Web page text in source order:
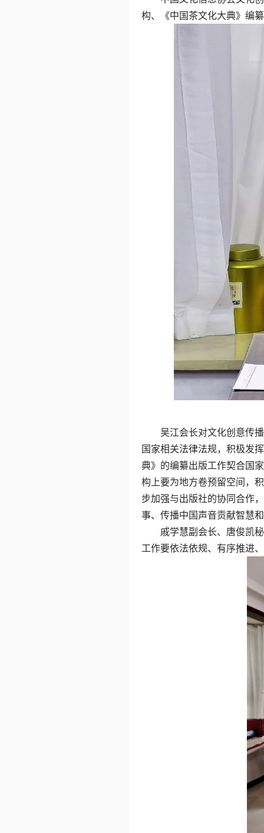
构、《中国茶文化大典》编
吴江会长对文化创意传播
国家相关法律法规，积极发
典》的编纂出版工作契合国
构上要为地方卷预留空间，
步加强与出版社的协同合作
事、传播中国声音贡献智慧
戚学慧副会长、唐俊凯秘
工作要依法依规、有序推进